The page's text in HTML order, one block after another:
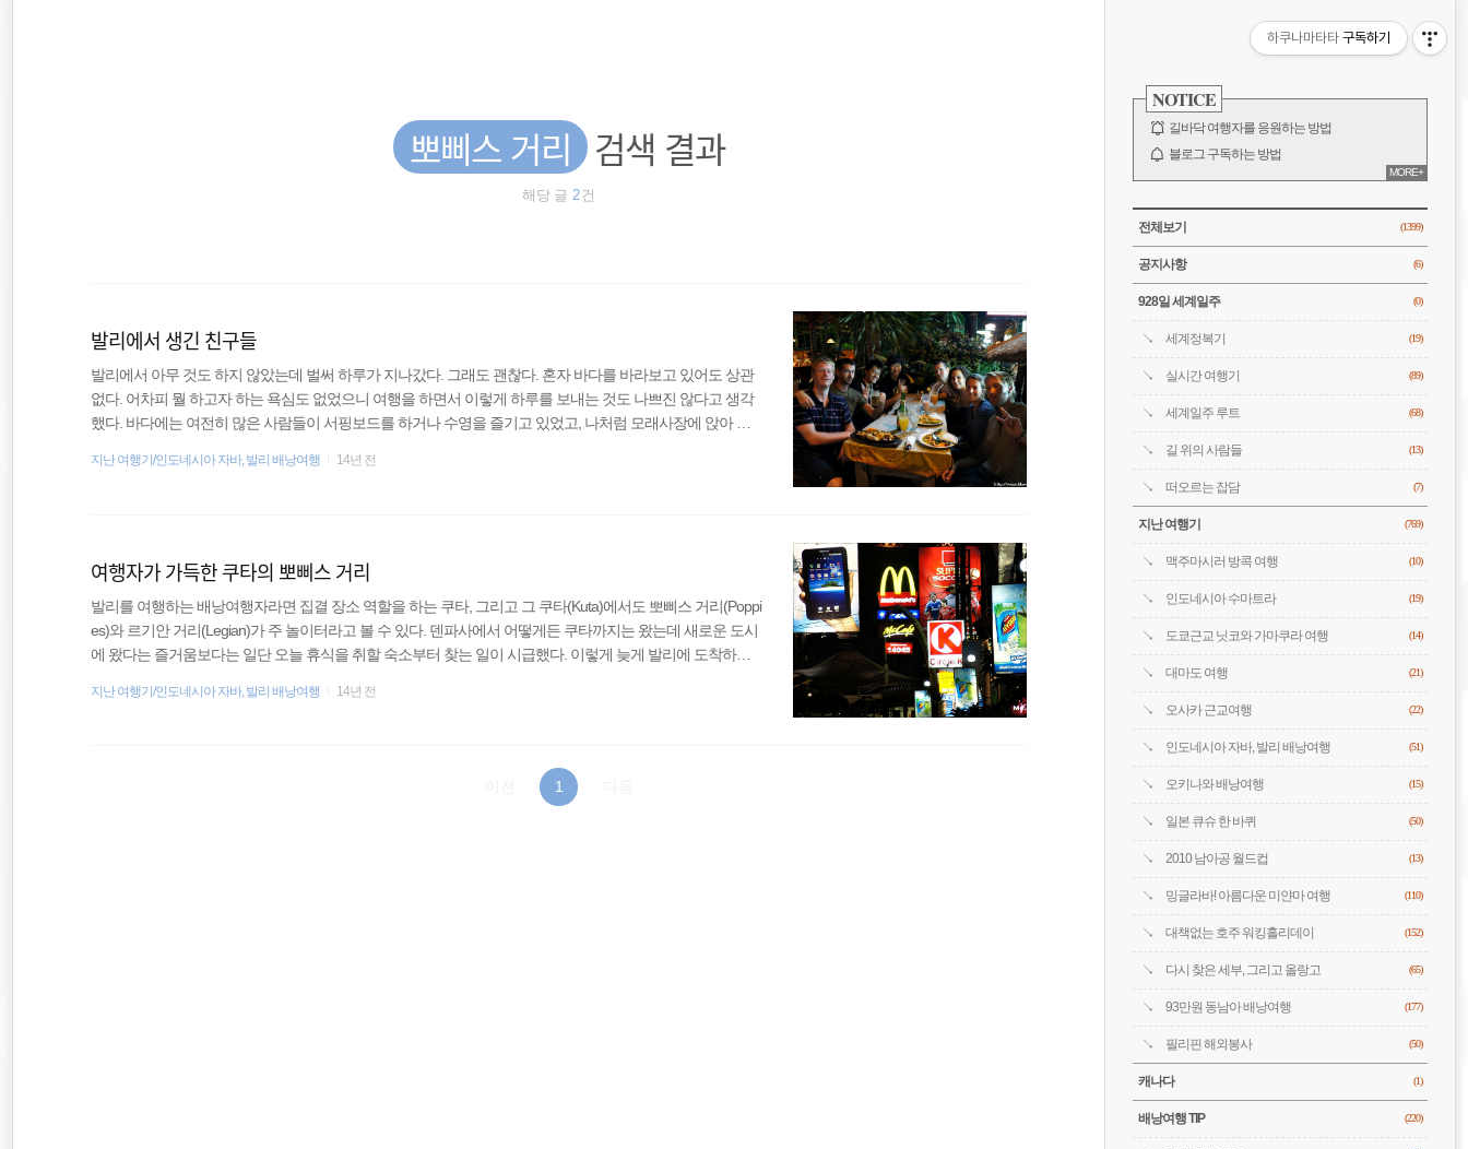
뽀삐스 거리 검색 결과
해당 글 2건
발리에서 생긴 친구들
발리에서 아무 것도 하지 않았는데 벌써 하루가 지나갔다. 그래도 괜찮다. 혼자 바다를 바라보고 있어도 상관
없다. 어차피 뭘 하고자 하는 욕심도 없었으니 여행을 하면서 이렇게 하루를 보내는 것도 나쁘진 않다고 생각
했다. 바다에는 여전히 많은 사람들이 서핑보드를 하거나 수영을 즐기고 있었고, 나처럼 모래사장에 앉아 있
지 않겠냐며 묻곤 했는데 이런 모래밭에서 별로 받고 싶지는 않았다. 자리를 털고 일어나 다시 뽀삐스 거리로
지난 여행기/인도네시아 자바, 발리 배낭여행 14년 전
여행자가 가득한 쿠타의 뽀삐스 거리
발리를 여행하는 배낭여행자라면 집결 장소 역할을 하는 쿠타, 그리고 그 쿠타(Kuta)에서도 뽀삐스 거리(Poppi
es)와 르기안 거리(Legian)가 주 놀이터라고 볼 수 있다. 덴파사에서 어떻게든 쿠타까지는 왔는데 새로운 도시
에 왔다는 즐거움보다는 일단 오늘 휴식을 취할 숙소부터 찾는 일이 시급했다. 이렇게 늦게 발리에 도착하는
변 지리에 대한 감이 오지 않아 뽀삐스 거리를 어떻게 찾아가야 하는지 몰랐다. 조금 어두컴컴한 거리 분위기
지난 여행기/인도네시아 자바, 발리 배낭여행 14년 전
1
NOTICE
길바닥 여행자를 응원하는 방법
블로그 구독하는 방법
바람처럼은 누구?
전체 보기
MORE+
CATEGORY
전체보기 (1399)
공지사항 (6)
928일 세계일주 (0)
세계정복기 (19)
실시간 여행기 (89)
세계일주 루트 (68)
길 위의 사람들 (13)
떠오르는 잡담 (7)
지난 여행기 (769)
맥주마시러 방콕 여행 (10)
인도네시아 수마트라 (19)
도쿄근교 닛코와 가마쿠라 여행 (14)
대마도 여행 (21)
오사카 근교여행 (22)
인도네시아 자바, 발리 배낭여행 (51)
오키나와 배낭여행 (15)
일본 큐슈 한 바퀴 (50)
2010 남아공 월드컵 (13)
밍글라바! 아름다운 미얀마 여행 (110)
대책없는 호주 워킹홀리데이 (152)
다시 찾은 세부, 그리고 올랑고 (65)
93만원 동남아 배낭여행 (177)
필리핀 해외봉사 (50)
캐나다 (1)
배낭여행 TIP (220)
호주
필리핀
배낭여행
바람처럼
일본
하쿠나마타타 구독하기